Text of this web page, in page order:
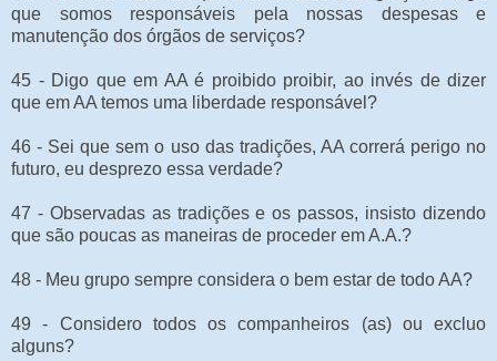
que somos responsáveis pela nossas despesas e
manutenção dos órgãos de serviços?
45 - Digo que em AA é proibido proibir, ao invés de dizer
que em AA temos uma liberdade responsável?
46 - Sei que sem o uso das tradições, AA correrá perigo no
futuro, eu desprezo essa verdade?
47 - Observadas as tradições e os passos, insisto dizendo
que são poucas as maneiras de proceder em A.A.?
48 - Meu grupo sempre considera o bem estar de todo AA?
49 - Considero todos os companheiros (as) ou excluo
alguns?